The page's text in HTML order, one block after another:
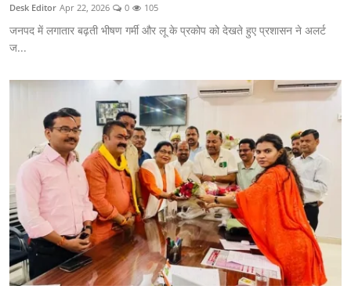
Desk Editor Apr 22, 2026 0 105
जनपद में लगातार बढ़ती भीषण गर्मी और लू के प्रकोप को देखते हुए प्रशासन ने अलर्ट
ज...